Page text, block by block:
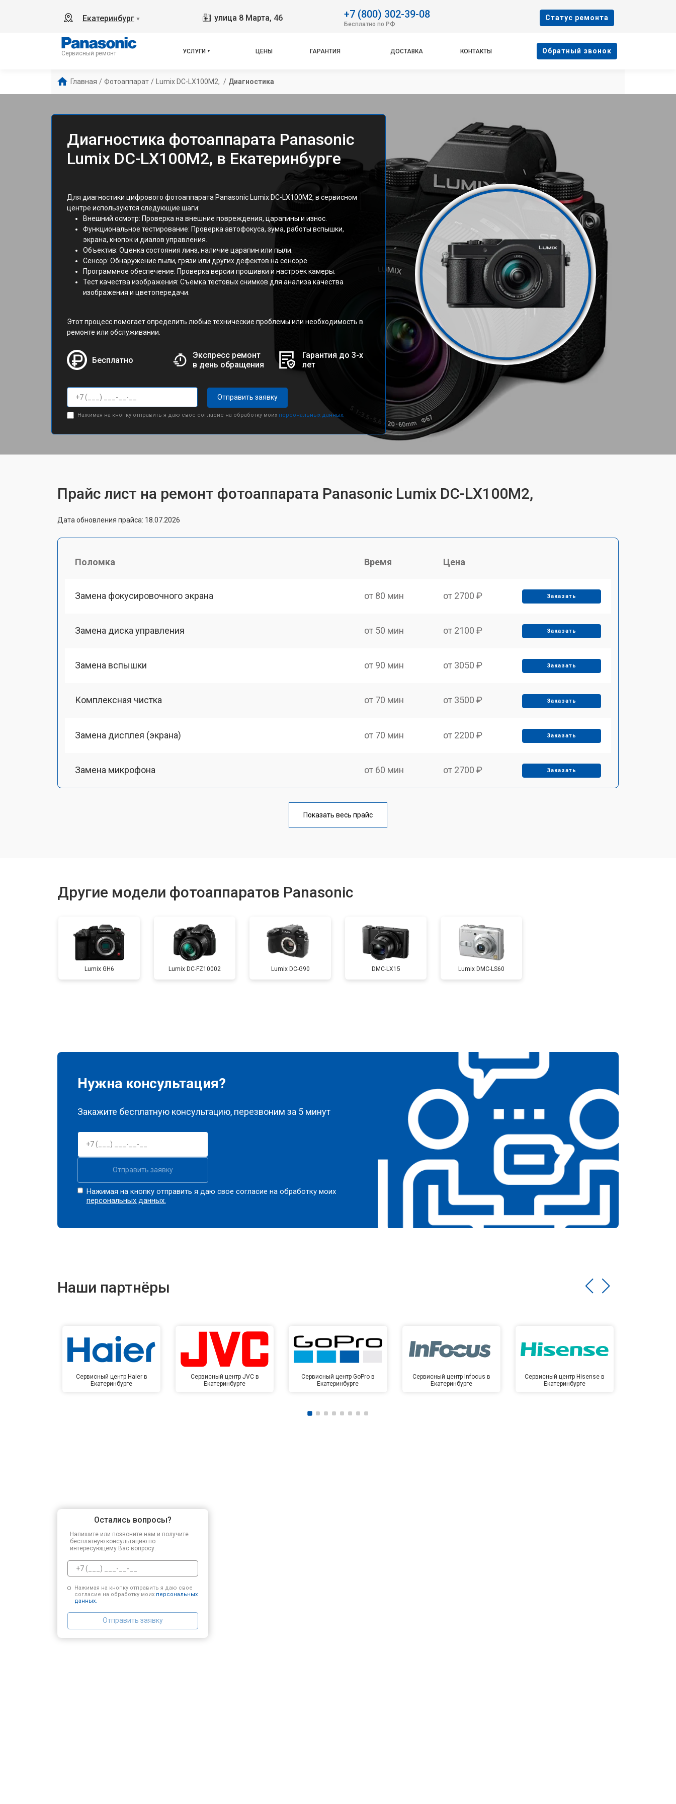
Екатеринбург ▼ улица 8 Марта, 46 +7 (800) 302-39-08
Бесплатно по РФ
Cтатус ремонта
Сервисный ремонт УСЛУГИ ЦЕНЫ ГАРАНТИЯ ДОСТАВКА КОНТАКТЫ Oбратный звонок
Главная / Фотоаппарат / Lumix DC-LX100M2, / Диагностика
Диагностика фотоаппарата Panasonic
Lumix DC-LX100M2, в Екатеринбурге
Для диагностики цифрового фотоаппарата Panasonic Lumix DC-LX100M2, в сервисном
центре используются следующие шаги:
Внешний осмотр: Проверка на внешние повреждения, царапины и износ.
Функциональное тестирование: Проверка автофокуса, зума, работы вспышки,
экрана, кнопок и диалов управления.
Объектив: Оценка состояния линз, наличие царапин или пыли.
Сенсор: Обнаружение пыли, грязи или других дефектов на сенсоре.
Программное обеспечение: Проверка версии прошивки и настроек камеры.
Тест качества изображения: Съемка тестовых снимков для анализа качества
изображения и цветопередачи.
Этот процесс помогает определить любые технические проблемы или необходимость в
ремонте или обслуживании.
Бесплатно
Экспресс ремонт
в день обращения
Гарантия до 3-х
лет
Отправить заявку
Нажимая на кнопку отправить я даю свое согласие на обработку моих персональных данных.
Прайс лист на ремонт фотоаппарата Panasonic Lumix DC-LX100M2,
Дата обновления прайса: 18.07.2026
Поломка Время Цена
Замена фокусировочного экрана от 80 мин от 2700 ₽ Заказать
Замена диска управления от 50 мин от 2100 ₽ Заказать
Замена вспышки от 90 мин от 3050 ₽ Заказать
Комплексная чистка от 70 мин от 3500 ₽ Заказать
Замена дисплея (экрана) от 70 мин от 2200 ₽ Заказать
Замена микрофона от 60 мин от 2700 ₽ Заказать
от 70 мин
Замена CCD/CMOS матрицы от 120 мин от 4300 ₽
Ремонт материнской платы от 60 мин от 3300 ₽
Показать весь прайс
Другие модели фотоаппаратов Panasonic
Lumix GH6 Lumix DC-FZ10002 Lumix DC-G90 DMC-LX15 Lumix DMC-LS60
Нужна консультация?
Закажите бесплатную консультацию, перезвоним за 5 минут
Отправить заявку
Нажимая на кнопку отправить я даю свое согласие на обработку моих
персональных данных.
Наши партнёры
Сервисный центр Haier в
Екатеринбурге
Сервисный центр JVC в
Екатеринбурге
Сервисный центр GoPro в
Екатеринбурге
Сервисный центр Infocus в
Екатеринбурге
Сервисный центр Hisense в
Екатеринбурге
Остались вопросы?
Напишите или позвоните нам и получите
бесплатную консультацию по
интересующему Вас вопросу.
Нажимая на кнопку отправить я даю свое
согласие на обработку моих персональных
данных.
Отправить заявку